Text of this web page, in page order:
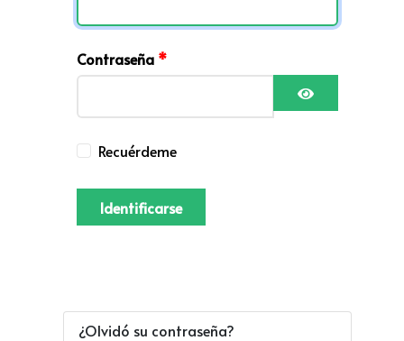
Contraseña *
Recuérdeme
Identificarse
¿Olvidó su contraseña?